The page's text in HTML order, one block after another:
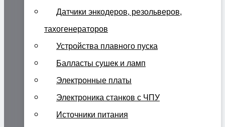
Датчики энкодеров, резольверов,
тахогенераторов
Устройства плавного пуска
Балласты сушек и ламп
Электронные платы
Электроника станков с ЧПУ
Источники питания